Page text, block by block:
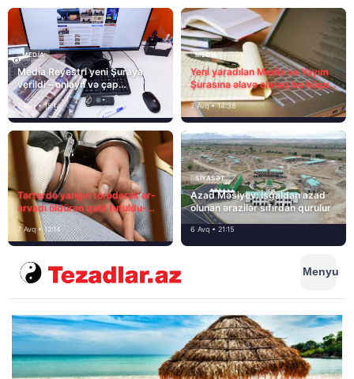
MEDİA
Media Reyestri yeni Şuraya
verildi – onlayn və çap
mediasını nə gözləyir?
7 Avq • 15:14
MEDİA
Yeni yaradılan Media və Yayım
Şurasına əlavə olaraq bu hüquq
və vəzifələr də verilib
7 Avq • 14:38
Tərtərdə yanğın törədərək ər-
arvadı öldürən qatil tutuldu-
SON DƏQİQƏ
7 Avq • 12:14
SIYASƏT
Azad Məsiyev: İşğaldan azad
olunan ərazilər sıfırdan qurulur
6 Avq • 21:15
Menyu